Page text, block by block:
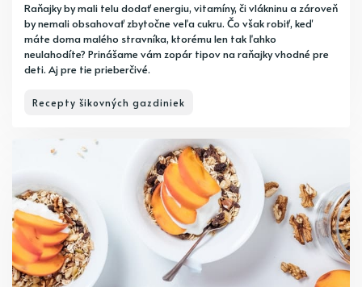
Raňajky by mali telu dodať energiu, vitamíny, či vlákninu a zároveň
by nemali obsahovať zbytočne veľa cukru. Čo však robiť, keď
máte doma malého stravníka, ktorému len tak ľahko
neulahodíte? Prinášame vám zopár tipov na raňajky vhodné pre
deti. Aj pre tie prieberčivé.
Recepty šikovných gazdiniek